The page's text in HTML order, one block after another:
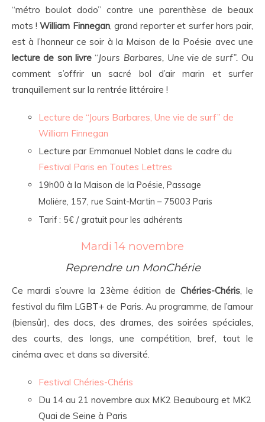
“métro boulot dodo” contre une parenthèse de beaux
mots !William Finnegan, grand reporter et surfer hors pair,
est à l’honneur ce soir à la Maison de la Poésie avec une
lecture de son livre“Jours Barbares, Une vie de surf”.Ou
comment s’offrir un sacré bol d’air marin et surfer
tranquillement sur la rentrée littéraire !
Lecture de “Jours Barbares, Une vie de surf” de
William Finnegan
Lecture par Emmanuel Noblet dans le cadre du
Festival Paris en Toutes Lettres
19h00 à la Maison de la Poésie, Passage
Moliėre, 157, rue Saint-Martin – 75003 Paris
Tarif : 5€ / gratuit pour les adhérents
Mardi 14 novembre
Reprendre un MonChérie
Ce mardi s’ouvre la 23ème édition de Chéries-Chéris, le
festival du film LGBT+ de Paris. Au programme, de l’amour
(biensûr), des docs, des drames, des soirées spéciales,
des courts, des longs, une compétition, bref, tout le
cinéma avec et dans sa diversité.
Festival Chéries-Chéris
Du 14 au 21 novembre aux MK2 Beaubourg et MK2
Quai de Seine à Paris